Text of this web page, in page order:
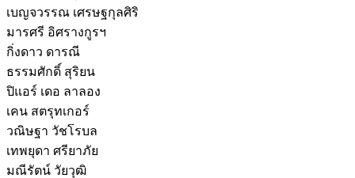
เบญจวรรณ เศรษฐกุลศิริ
มารศรี อิศรางกูรฯ
กิ่งดาว ดารณี
ธรรมศักดิ์ สุริยน
ปิแอร์ เดอ ลาลอง
เคน สตรุทเกอร์
วณิษฐา วัชโรบล
เทพยุดา ศรียาภัย
มณีรัตน์ วัยวุฒิ